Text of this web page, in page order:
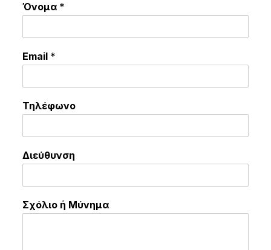
Όνομα *
Email *
Τηλέφωνο
Διεύθυνση
Σχόλιο ή Μύνημα